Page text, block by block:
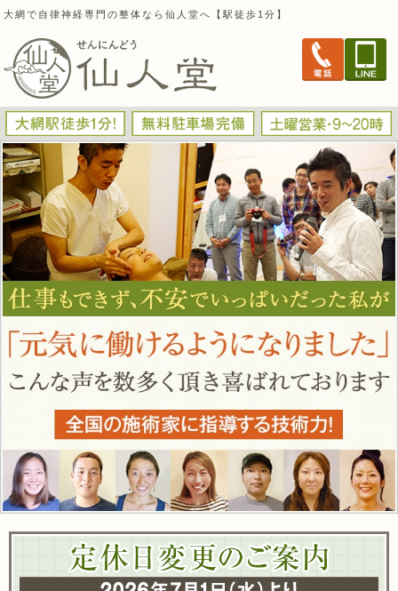
大網で自律神経専門の整体なら仙人堂へ【駅徒歩1分】